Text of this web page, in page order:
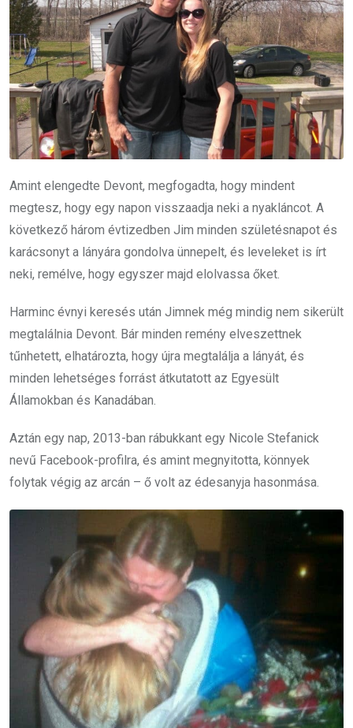
Amint elengedte Devont, megfogadta, hogy mindent
megtesz, hogy egy napon visszaadja neki a nyakláncot. A
következő három évtizedben Jim minden születésnapot és
karácsonyt a lányára gondolva ünnepelt, és leveleket is írt
neki, remélve, hogy egyszer majd elolvassa őket.
Harminc évnyi keresés után Jimnek még mindig nem sikerült
megtalálnia Devont. Bár minden remény elveszettnek
tűnhetett, elhatározta, hogy újra megtalálja a lányát, és
minden lehetséges forrást átkutatott az Egyesült
Államokban és Kanadában.
Aztán egy nap, 2013-ban rábukkant egy Nicole Stefanick
nevű Facebook-profilra, és amint megnyitotta, könnyek
folytak végig az arcán – ő volt az édesanyja hasonmása.